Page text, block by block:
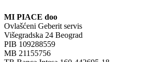
MI PIACE doo
Ovlašćeni Geberit servis
Višegradska 24 Beograd
PIB 109288559
MB 21155756